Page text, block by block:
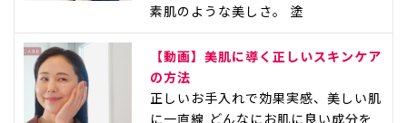
素肌のような美しさ。 塗
【動画】美肌に導く正しいスキンケア
の方法
正しいお手入れで効果実感、美しい肌
に一直線 どんなにお肌に良い成分を